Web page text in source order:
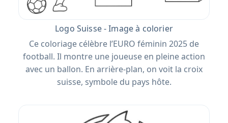
Logo Suisse - Image à colorier
Ce coloriage célèbre l’EURO féminin 2025 de
football. Il montre une joueuse en pleine action
avec un ballon. En arrière-plan, on voit la croix
suisse, symbole du pays hôte.